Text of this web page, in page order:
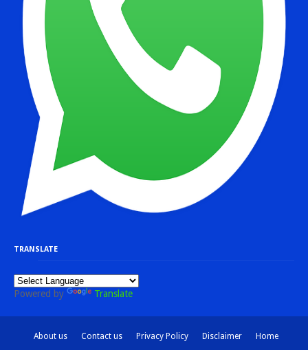
TRANSLATE
Powered by Translate
About us Contact us Privacy Policy Disclaimer Home